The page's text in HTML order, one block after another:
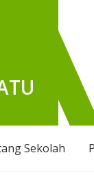
Sekolah